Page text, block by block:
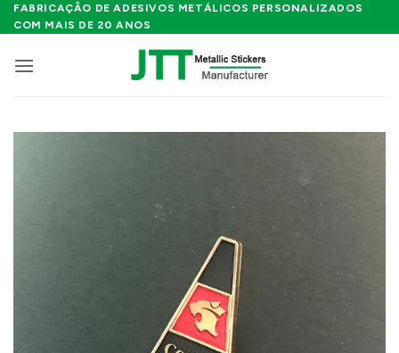
Skip
to
FABRICAÇÃO DE ADESIVOS METÁLICOS PERSONALIZADOS
COM MAIS DE 20 ANOS